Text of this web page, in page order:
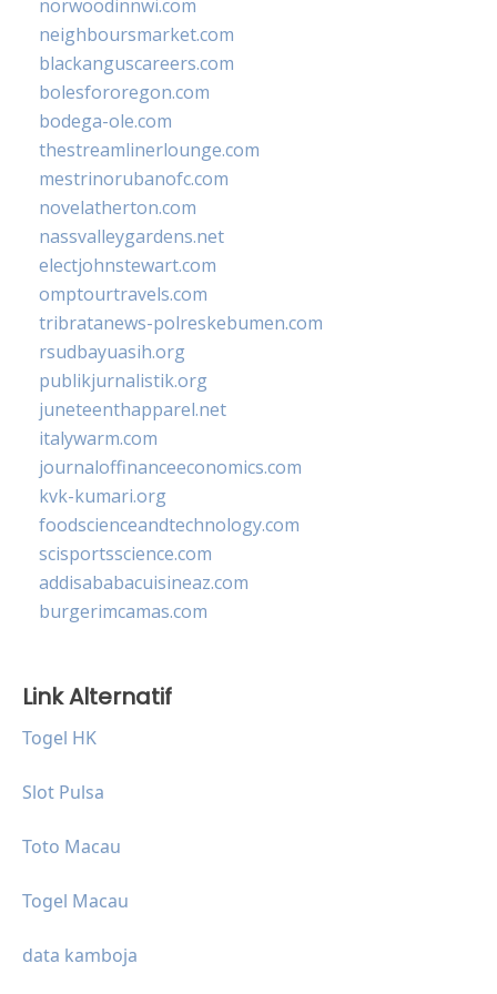
norwoodinnwi.com
neighboursmarket.com
blackanguscareers.com
bolesfororegon.com
bodega-ole.com
thestreamlinerlounge.com
mestrinorubanofc.com
novelatherton.com
nassvalleygardens.net
electjohnstewart.com
omptourtravels.com
tribratanews-polreskebumen.com
rsudbayuasih.org
publikjurnalistik.org
juneteenthapparel.net
italywarm.com
journaloffinanceeconomics.com
kvk-kumari.org
foodscienceandtechnology.com
scisportsscience.com
addisababacuisineaz.com
burgerimcamas.com
Link Alternatif
Togel HK
Slot Pulsa
Toto Macau
Togel Macau
data kamboja